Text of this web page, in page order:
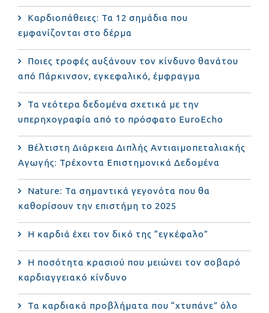
Καρδιοπάθειες: Τα 12 σημάδια που
εμφανίζονται στο δέρμα
Ποιες τροφές αυξάνουν τον κίνδυνο θανάτου
από Πάρκινσον, εγκεφαλικό, έμφραγμα
Τα νεότερα δεδομένα σχετικά με την
υπερηχογραφία από το πρόσφατο EuroEcho
Bέλτιστη Διάρκεια Διπλής Αντιαιμοπεταλιακής
Αγωγής: Τρέχοντα Επιστημονικά Δεδομένα
Nature: Τα σημαντικά γεγονότα που θα
καθορίσουν την επιστήμη το 2025
Η καρδιά έχει τον δικό της “εγκέφαλο”
Η ποσότητα κρασιού που μειώνει τον σοβαρό
καρδιαγγειακό κίνδυνο
Τα καρδιακά προβλήματα που “χτυπάνε” όλο